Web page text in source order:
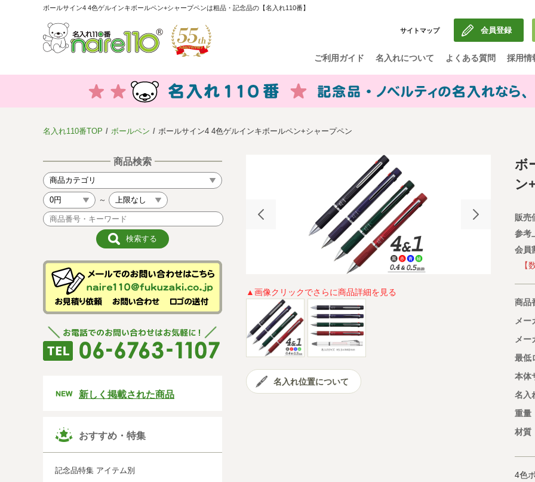
ボールサイン4 4色ゲルインキボールペン+シャープペンは粗品・記念品の【名入れ110番】
サイトマップ 会員登録
ご利用ガイド 名入れについて よくある質問 採用情
名入れ110番TOP ボールペン ボールサイン4 4色ゲルインキボールペン+シャープペン
商品検索
～
新しく掲載された商品
おすすめ・特集
記念品特集 アイテム別
▲画像クリックでさらに商品詳細を見る
名入れ位置について
ボ
ン
販売
参考
会員
【
商品
メー
メー
最低
本体
名入
重量
材質
4色